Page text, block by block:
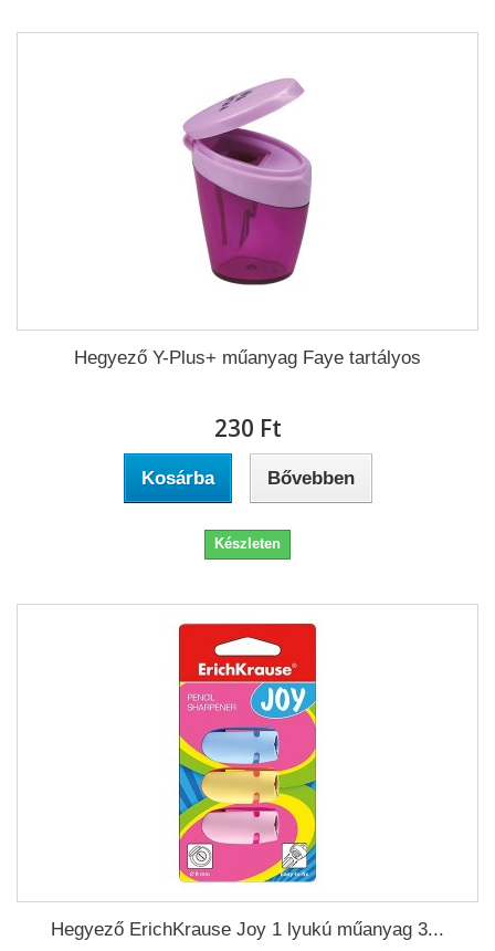
Hegyező Y-Plus+ műanyag Faye tartályos
230 Ft‎
Kosárba Bővebben
Készleten
Hegyező ErichKrause Joy 1 lyukú műanyag 3...